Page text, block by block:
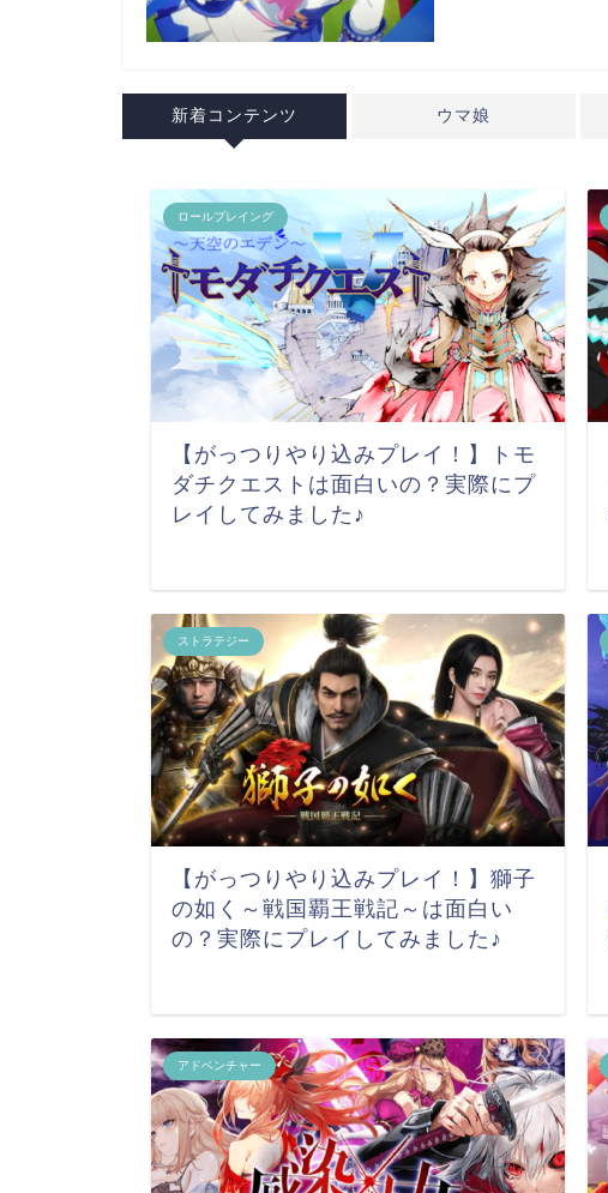
新着コンテンツ ウマ娘
ロールプレイング
【がっつりやり込みプレイ！】トモ
ダチクエストは面白いの？実際にプ
レイしてみました♪
ストラテジー
【がっつりやり込みプレイ！】獅子
の如く～戦国覇王戦記～は面白い
の？実際にプレイしてみました♪
アドベンチャー